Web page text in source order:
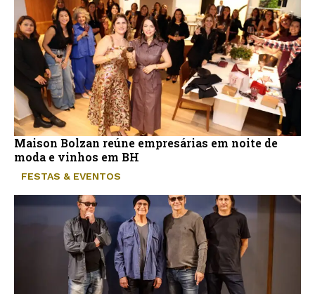
Maison Bolzan reúne empresárias em noite de
moda e vinhos em BH
FESTAS & EVENTOS